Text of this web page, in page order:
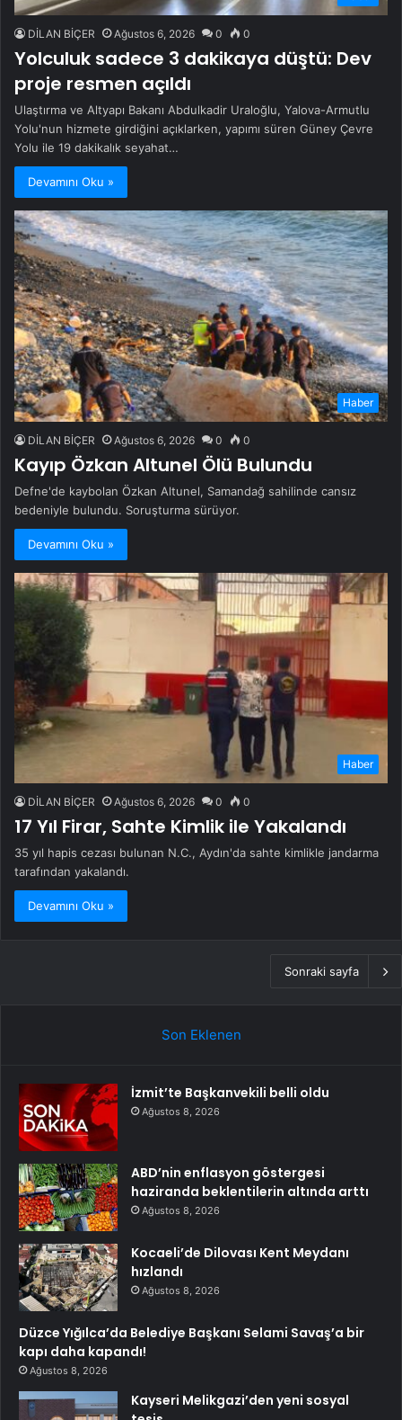
DİLAN BİÇER Ağustos 6, 2026 0 0
Yolculuk sadece 3 dakikaya düştü: Dev
proje resmen açıldı
Ulaştırma ve Altyapı Bakanı Abdulkadir Uraloğlu, Yalova-Armutlu
Yolu'nun hizmete girdiğini açıklarken, yapımı süren Güney Çevre
Yolu ile 19 dakikalık seyahat…
Devamını Oku »
Haber
DİLAN BİÇER Ağustos 6, 2026 0 0
Kayıp Özkan Altunel Ölü Bulundu
Defne'de kaybolan Özkan Altunel, Samandağ sahilinde cansız
bedeniyle bulundu. Soruşturma sürüyor.
Devamını Oku »
Haber
DİLAN BİÇER Ağustos 6, 2026 0 0
17 Yıl Firar, Sahte Kimlik ile Yakalandı
35 yıl hapis cezası bulunan N.C., Aydın'da sahte kimlikle jandarma
tarafından yakalandı.
Devamını Oku »
Sonraki sayfa
Son Eklenen
İzmit’te Başkanvekili belli oldu
Ağustos 8, 2026
ABD’nin enflasyon göstergesi
haziranda beklentilerin altında arttı
Ağustos 8, 2026
Kocaeli’de Dilovası Kent Meydanı
hızlandı
Ağustos 8, 2026
Düzce Yığılca’da Belediye Başkanı Selami Savaş’a bir
kapı daha kapandı!
Ağustos 8, 2026
Kayseri Melikgazi’den yeni sosyal